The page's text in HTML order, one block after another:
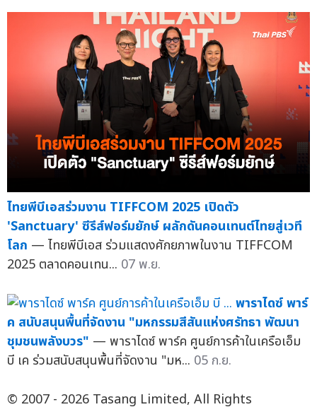
ไทยพีบีเอสร่วมงาน TIFFCOM 2025 เปิดตัว
'Sanctuary' ซีรีส์ฟอร์มยักษ์ ผลักดันคอนเทนต์ไทยสู่เวที
โลก — ไทยพีบีเอส ร่วมแสดงศักยภาพในงาน TIFFCOM
2025 ตลาดคอนเทน... 07 พ.ย.
พาราไดซ์ พาร์
ค สนับสนุนพื้นที่จัดงาน "มหกรรมสีสันแห่งศรัทธา พัฒนา
ชุมชนพลังบวร" — พาราไดซ์ พาร์ค ศูนย์การค้าในเครือเอ็ม
บี เค ร่วมสนับสนุนพื้นที่จัดงาน "มห... 05 ก.ย.
© 2007 - 2026 Tasang Limited, All Rights